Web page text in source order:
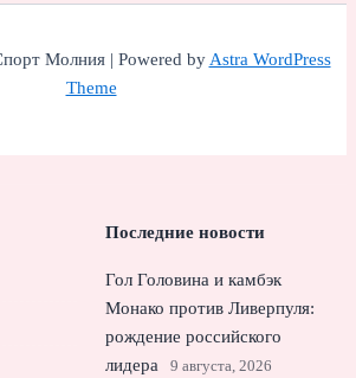
Молния | Powered byAstra WordPress
Theme
Последние новости
Гол Головина и камбэк
Монако против Ливерпуля:
рождение российского
лидера
9 августа, 2026